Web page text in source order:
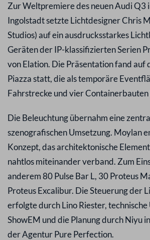
Zur Weltpremiere des neuen Audi Q3
Ingolstadt setzte Lichtdesigner Chris
Studios) auf ein ausdrucksstarkes
Geräten der IP-klassifizierten Serien
von Elation. Die Präsentation fand auf
Piazza statt, die als temporäre
Fahrstrecke und vier
Die Beleuchtung übernahm eine
szenografischen Umsetzung. Moylan
Konzept, das architektonische
nahtlos miteinander verband. Zum
anderem 80 Pulse Bar L, 30 Proteus
Proteus Excalibur. Die Steuerung der
erfolgte durch Lino Riester,
ShowEM und die Planung durch Niyu
der Agentur Pure Perfection.